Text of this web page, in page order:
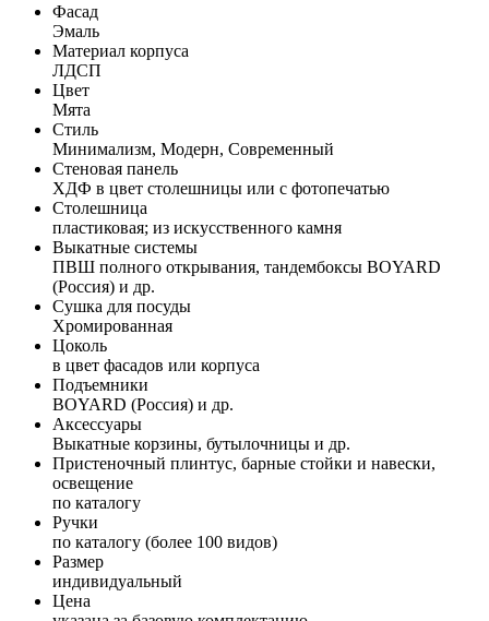
Фасад
Эмаль
Материал корпуса
ЛДСП
Цвет
Мята
Стиль
Минимализм, Модерн, Современный
Стеновая панель
ХДФ в цвет столешницы или с фотопечатью
Столешница
пластиковая; из искусственного камня
Выкатные системы
ПВШ полного открывания, тандембоксы BOYARD
(Россия) и др.
Сушка для посуды
Хромированная
Цоколь
в цвет фасадов или корпуса
Подъемники
BOYARD (Россия) и др.
Аксессуары
Выкатные корзины, бутылочницы и др.
Пристеночный плинтус, барные стойки и навески,
освещение
по каталогу
Ручки
по каталогу (более 100 видов)
Размер
индивидуальный
Цена